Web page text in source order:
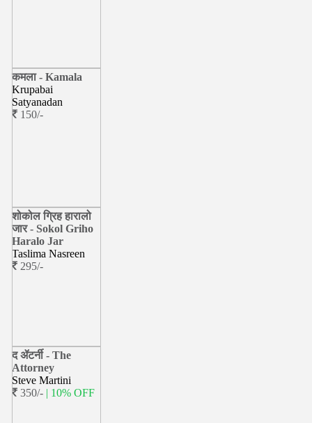
कमला - Kamala
Krupabai
Satyanadan
150/-
शोकोल ग्रिह हारालो
जार - Sokol Griho
Haralo Jar
Taslima Nasreen
295/-
द ॲटर्नी - The
Attorney
Steve Martini
350/- | 10% OFF